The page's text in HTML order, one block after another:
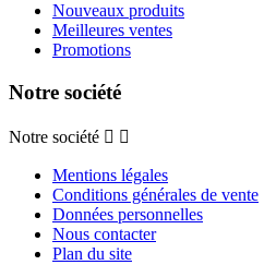
Nouveaux produits
Meilleures ventes
Promotions
Notre société
Notre société  
Mentions légales
Conditions générales de vente
Données personnelles
Nous contacter
Plan du site